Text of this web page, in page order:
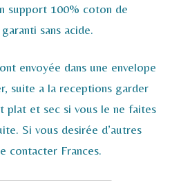
support 100% coton de
sans acide.
envoyée dans une envelope
suite a la receptions garder
plat et sec si vous le ne faites
Si vous desirée d’autres
contacter Frances.